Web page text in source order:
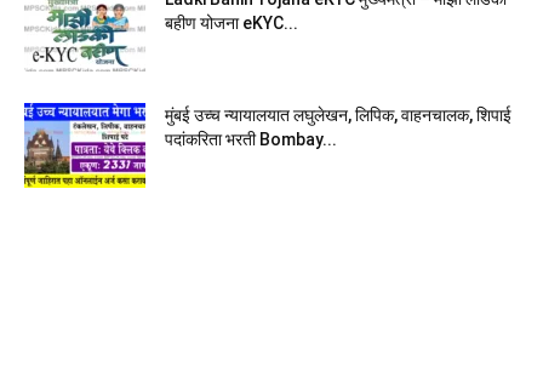
बहीण योजना eKYC...
मुंबई उच्च न्यायालयात लघुलेखन, लिपिक, वाहनचालक, शिपाई
पदांकरिता भरती Bombay...